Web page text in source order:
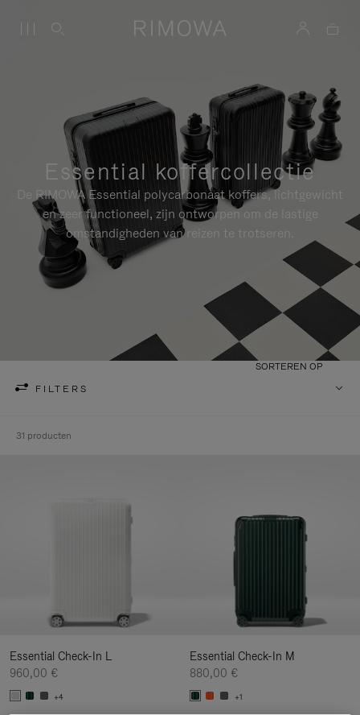
Essential koffercollectie
De RIMOWA Essential polycarbonaat koffers, lichtgewicht
en zeer functioneel, zijn ontworpen om de lastige
omstandigheden van reizen te trotseren.
FILTERS
SORTEREN OP
31 producten
Essential Check-In L
960,00 €
+4
Essential Check-In M
880,00 €
+1